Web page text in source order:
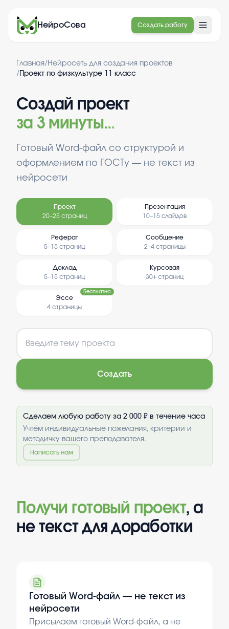
НейроСова Создать работу
Главная/ Нейросеть для создания проектов
/ Проект по физкультуре 11 класс
Создай проект
за 3 минуты...
Готовый Word-файл со структурой и
оформлением по ГОСТу — не текст из
нейросети
Проект
20–25 страниц
Презентация
10–15 слайдов
Реферат
5–15 страниц
Сообщение
2–4 страницы
Доклад
5–15 страниц
Курсовая
30+ страниц
Эссе
4 страницы
Бесплатно
Создать
Сделаем любую работу за 2 000 ₽ в течение часа
Учтём индивидуальные пожелания, критерии и
методичку вашего преподавателя.
Написать нам
Получи готовый проект, а
не текст для доработки
Готовый Word-файл — не текст из
нейросети
Присылаем готовый Word-файл, а не